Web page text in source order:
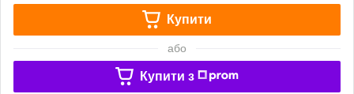
Купити
або
Купити з